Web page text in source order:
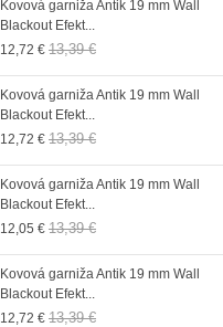
Kovová garniža Antik 19 mm Wall
Blackout Efekt...
12,72 € 13,39 €
Kovová garniža Antik 19 mm Wall
Blackout Efekt...
12,72 € 13,39 €
Kovová garniža Antik 19 mm Wall
Blackout Efekt...
12,05 € 13,39 €
Kovová garniža Antik 19 mm Wall
Blackout Efekt...
12,72 € 13,39 €